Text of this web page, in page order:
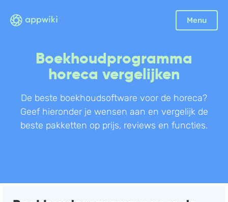
Menu
Sluiten
Facturatie
Aangifte
Bonnetjes
Debiteurenbeheer
Incasso
Boekhoudprogramma
horeca vergelijken
De beste boekhoudsoftware voor de horeca?
Geef hieronder je wensen aan en vergelijk de
beste pakketten op prijs, reviews en functies.